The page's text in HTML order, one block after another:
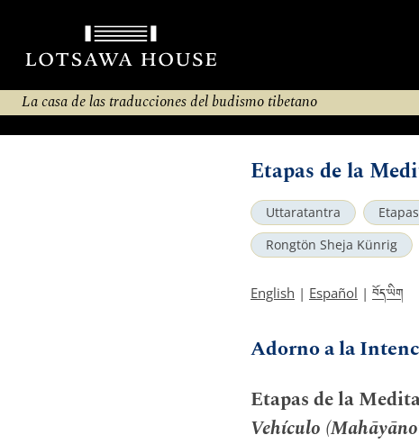
La casa de las traducciones del budismo tibetano
Etapas de la
Uttaratantra
Rongtön Sheja Künrig
English | Español | བོད་ཡིག
Adorno a la
Etapas de la
Vehículo